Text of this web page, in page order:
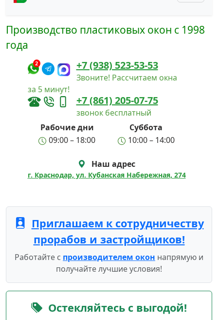
Производство пластиковых окон с 1998
года
2 +7 (938) 523-53-53
Звоните! Рассчитаем окна
за 5 минут!
+7 (861) 205-07-75
звонок бесплатный
Рабочие дни
Суббота
09:00 – 18:00
10:00 – 14:00
Наш адрес
г. Краснодар, ул. Кубанская Набережная, 274
Приглашаем к сотрудничеству
прорабов и застройщиков!
Работайте с производителем окон напрямую и
получайте лучшие условия!
Остекляйтесь с выгодой!